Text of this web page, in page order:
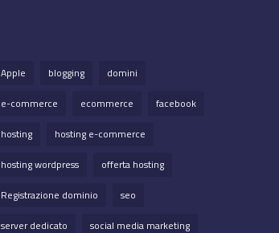
Apple blogging
domini
e-commerce
ecommerce
facebook
hosting
hosting e-commerce
hosting wordpress
offerta hosting
Registrazione dominio
seo
server dedicato
social media marketing